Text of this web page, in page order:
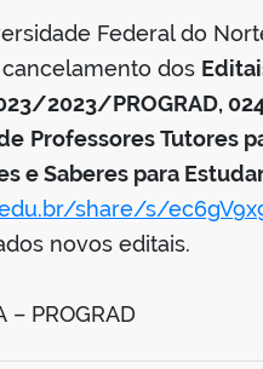
Federal do
cancelamento dos
2023/PROGRAD,
Professores Tutores
e Saberes para
share/s/
novos editais.
– PROGRAD